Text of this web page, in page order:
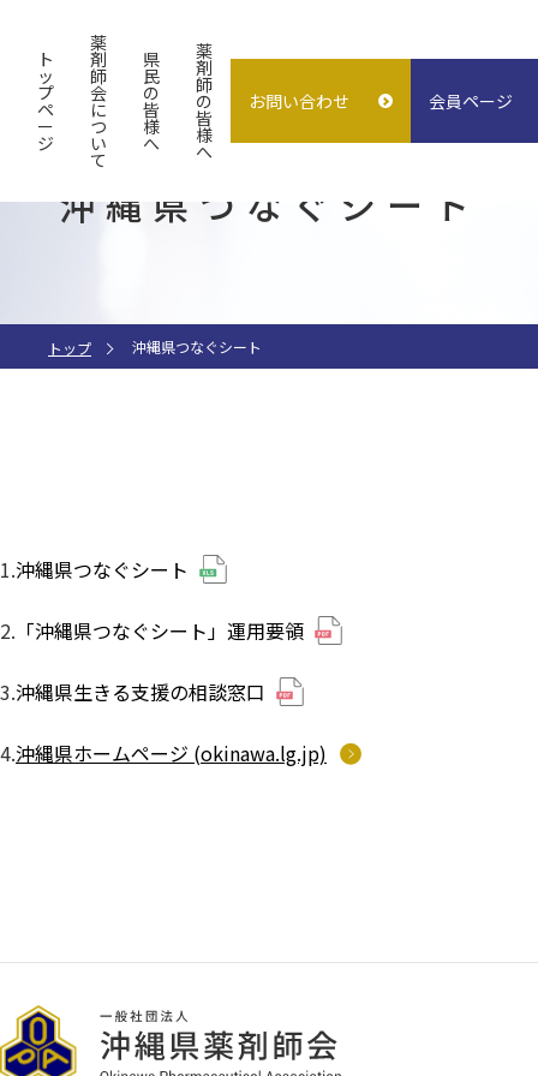
ト
ッ
プ
ペ
ー
ジ
薬
剤
師
会
に
つ
い
て
概要
試験検査センター
施設貸出
県
民
の
皆
様
へ
よくある質問
子どもの誤飲
薬
剤
師
の
皆
様
へ
入会案内
求人情報
（症状〜薬処方等）
お問い合わせ 会員ページ
沖縄県つなぐシート
トップ 沖縄県つなぐシート
1.沖縄県つなぐシート
2. 「沖縄県つなぐシート」運用要領
3.沖縄県生きる支援の相談窓口
4.沖縄県ホームページ (okinawa.lg.jp)